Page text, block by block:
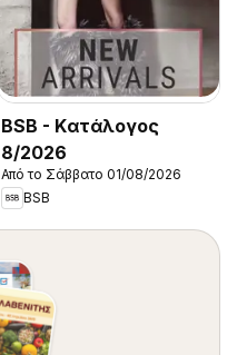
BSB - Kατάλογος
8/2026
Από το Σάββατο 01/08/2026
BSB